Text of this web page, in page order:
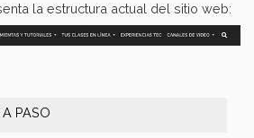
la estructura actual del sitio web:
PASO